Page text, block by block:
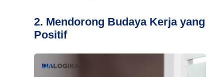
2. Mendorong Budaya Kerja yang
Positif